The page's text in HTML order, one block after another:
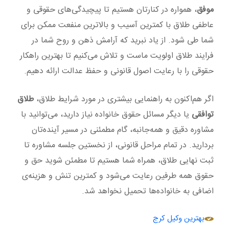
موفق، همواره در کنارتان هستیم تا پیچیدگی‌های حقوقی و
عاطفی طلاق با کمترین آسیب و بالاترین منفعت ممکن برای
شما طی شود. از یاد نبرید که آرامش ذهن و روح شما در
فرایند طلاق اولویت ماست و تلاش می‌کنیم تا بهترین راهکار
حقوقی را با رعایت اصول قانونی و حفظ عدالت ارائه دهیم.
اگر هم‌اکنون به راهنمایی بیشتری در مورد شرایط طلاق،طلاق
توافقی یا دیگر مسائل حقوق خانواده نیاز دارید، می‌توانید با
مشاوره دقیق و همه‌جانبه، گام مطمئنی در مسیر آینده‌تان
بردارید. در تمام مراحل قانونی، از نخستین جلسه مشاوره تا
ثبت نهایی طلاق، همراه شما هستیم تا مطمئن شوید حق و
حقوق همه طرفین رعایت می‌شود و کمترین تنش و هزینه‌ی
اضافی به خانواده‌ها تحمیل نخواهد شد.
بهترین وکیل کرج